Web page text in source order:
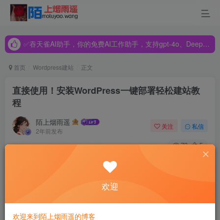
✅吞天雀AI助手，你的免费AI工作助手，支持gpt-4o、DeepSeek、Claude🔥🔥🔥🔥
✅吞天雀AI助手，你的免费AI工作助手，支持gpt-4o、DeepSeek、Claude🔥🔥🔥🔥
首页 Wordpress建站 正文
直接使用！安装WordPress一键部署轻松建站教
程
陌上烟雨遥
2年前发布
关注 私信
73 5
WordPress拥有可视化、模块化的页面，高效快速的操作方
装门槛要高于使用门槛，导致普通用户在安装WordPress时
会遇到种种问题。
欢迎
欢迎来到陌上烟雨遥的博客